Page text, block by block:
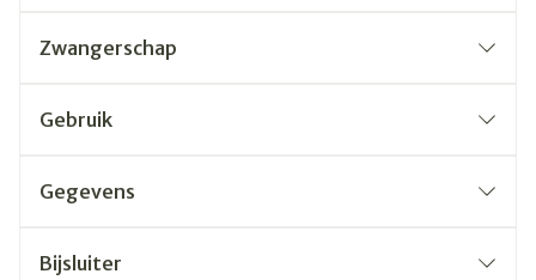
Zwangerschap
Gebruik
Gegevens
Bijsluiter